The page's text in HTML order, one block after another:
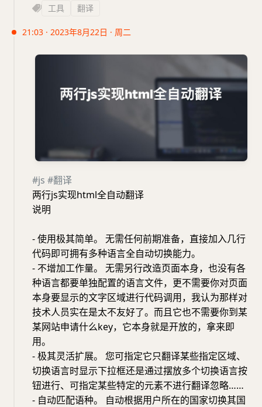
工具 翻译
21:03 · 2023年8月22日 · 周二
#js #翻译
两行js实现html全自动翻译
说明
- 使用极其简单。 无需任何前期准备，直接加入几行
代码即可拥有多种语言全自动切换能力。
- 不增加工作量。 无需另行改造页面本身，也没有各
种语言都要单独配置的语言文件，更不需要你对页面
本身要显示的文字区域进行代码调用，我认为那样对
技术人员实在是太不友好了。而且它也不需要你到某
某网站申请什么key，它本身就是开放的，拿来即
用。
- 极其灵活扩展。 您可指定它只翻译某些指定区域、
切换语言时显示下拉框还是通过摆放多个切换语言按
钮进行、可指定某些特定的元素不进行翻译忽略……
- 自动匹配语种。 自动根据用户所在的国家切换其国